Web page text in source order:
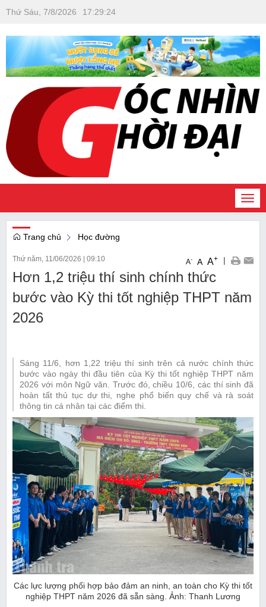
Thứ Sáu, 7/8/2026 17:29:25
Trang chủ Học đường
Thứ năm, 11/06/2026 | 09:10 A- A A+ |
Hơn 1,2 triệu thí sinh chính thức
bước vào Kỳ thi tốt nghiệp THPT năm
2026
Sáng 11/6, hơn 1,22 triệu thí sinh trên cả nước chính thức
bước vào ngày thi đầu tiên của Kỳ thi tốt nghiệp THPT năm
2026 với môn Ngữ văn. Trước đó, chiều 10/6, các thí sinh đã
hoàn tất thủ tục dự thi, nghe phổ biến quy chế và rà soát
thông tin cá nhân tại các điểm thi.
Các lực lượng phối hợp bảo đảm an ninh, an toàn cho Kỳ thi tốt
nghiệp THPT năm 2026 đã sẵn sàng. Ảnh: Thanh Lương